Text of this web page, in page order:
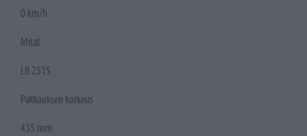
0 km/h
Mitat
LB 251S
Pakkauksen korkeus
435 mm